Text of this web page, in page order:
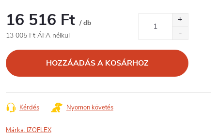
16 516 Ft / db
13 005 Ft ÁFA nélkül
HOZZÁADÁS A KOSÁRHOZ
Kérdés Nyomon követés
Márka: IZOFLEX